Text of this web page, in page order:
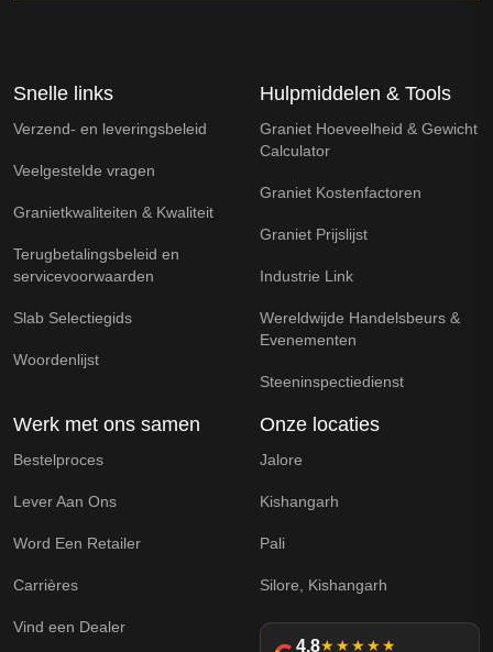
Snelle links
Verzend- en leveringsbeleid
Veelgestelde vragen
Granietkwaliteiten & Kwaliteit
Terugbetalingsbeleid en
servicevoorwaarden
Slab Selectiegids
Woordenlijst
Hulpmiddelen & Tools
Graniet Hoeveelheid & Gewicht
Calculator
Graniet Kostenfactoren
Graniet Prijslijst
Industrie Link
Wereldwijde Handelsbeurs &
Evenementen
Steeninspectiedienst
Werk met ons samen
Bestelproces
Lever Aan Ons
Word Een Retailer
Carrières
Vind een Dealer
Onze locaties
Jalore
Kishangarh
Pali
Silore, Kishangarh
4.8★★★★★